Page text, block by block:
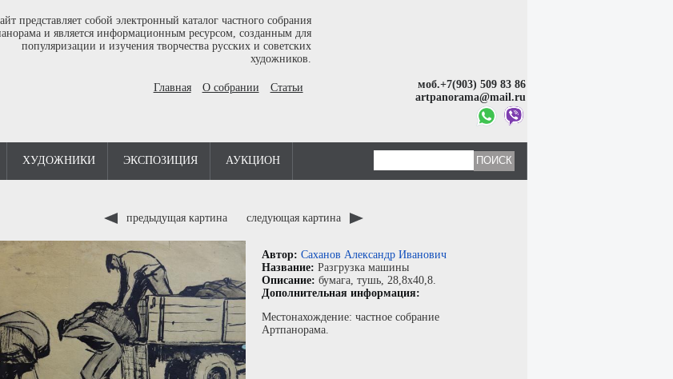
представляет собой электронный каталог частного собрания
и является информационным ресурсом, созданным для
популяризации и изучения творчества русских и советских
художников.
Главная О собрании Статьи
моб.+7(903) 509 83 86
artpanorama@mail.ru
ХУДОЖНИКИ ЭКСПОЗИЦИЯ АУКЦИОН
предыдущая картина следующая картина
Автор: Саханов Александр Иванович
Название: Разгрузка машины
Описание: бумага, тушь, 28,8x40,8.
Дополнительная информация:
Местонахождение: частное собрание
Артпанорама.